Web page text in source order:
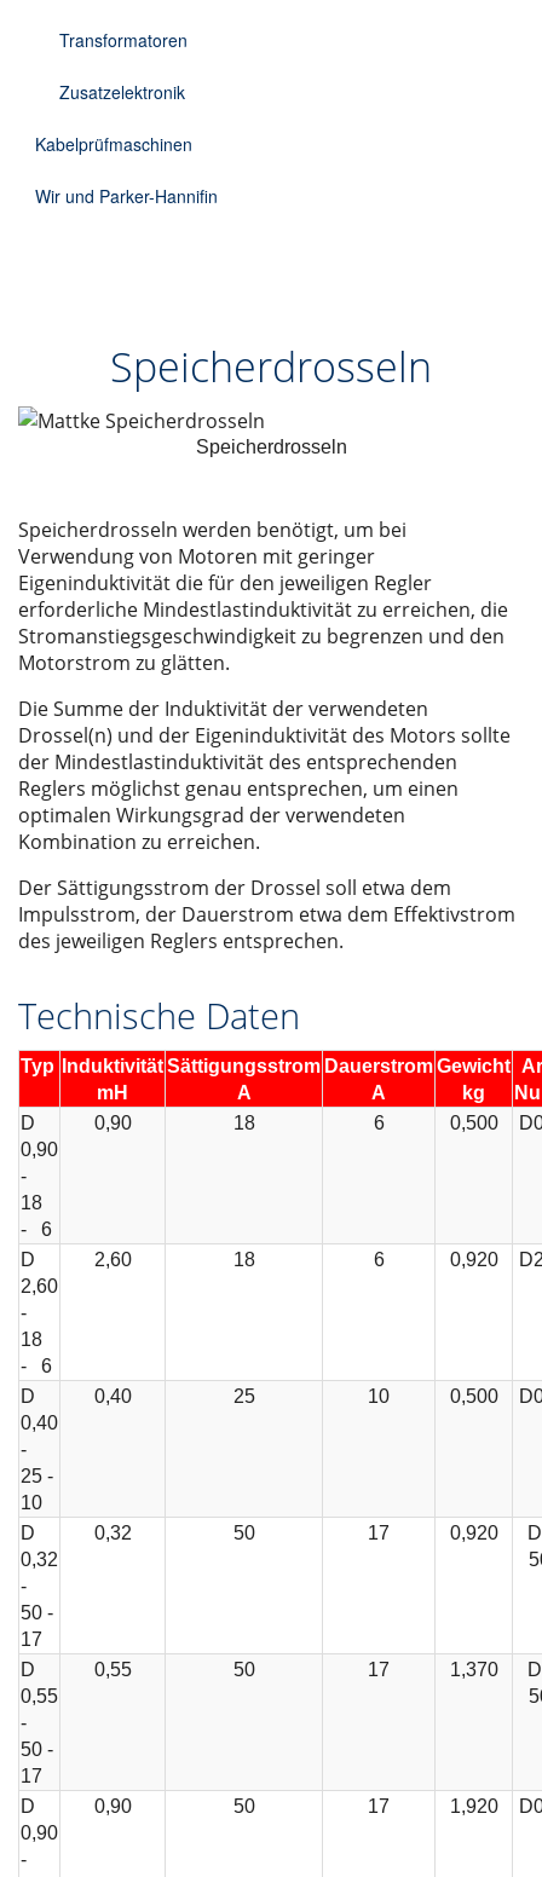
Transformatoren
Zusatzelektronik
Kabelprüfmaschinen
Wir und Parker-Hannifin
Speicherdrosseln
Speicherdrosseln
Speicherdrosseln werden benötigt, um bei
Verwendung von Motoren mit geringer
Eigeninduktivität die für den jeweiligen Regler
erforderliche Mindestlastinduktivität zu erreichen, die
Stromanstiegsgeschwindigkeit zu begrenzen und den
Motorstrom zu glätten.
Die Summe der Induktivität der verwendeten
Drossel(n) und der Eigeninduktivität des Motors sollte
der Mindestlastinduktivität des entsprechenden
Reglers möglichst genau entsprechen, um einen
optimalen Wirkungsgrad der verwendeten
Kombination zu erreichen.
Der Sättigungsstrom der Drossel soll etwa dem
Impulsstrom, der Dauerstrom etwa dem Effektivstrom
des jeweiligen Reglers entsprechen.
Technische Daten
Typ
Induktivität
mH
Sättigungsstrom
A
Dauerstrom
A
Gewicht
kg
D
0,90
-
18
- 6
0,90 18 6 0,500
D
2,60
-
18
- 6
2,60 18 6 0,920
D
0,40
-
25 -
10
0,40 25 10 0,500
D
0,32
-
50 -
17
0,32 50 17 0,920
D
0,55
-
50 -
17
0,55 50 17 1,370
D
0,90
-
0,90 50 17 1,920